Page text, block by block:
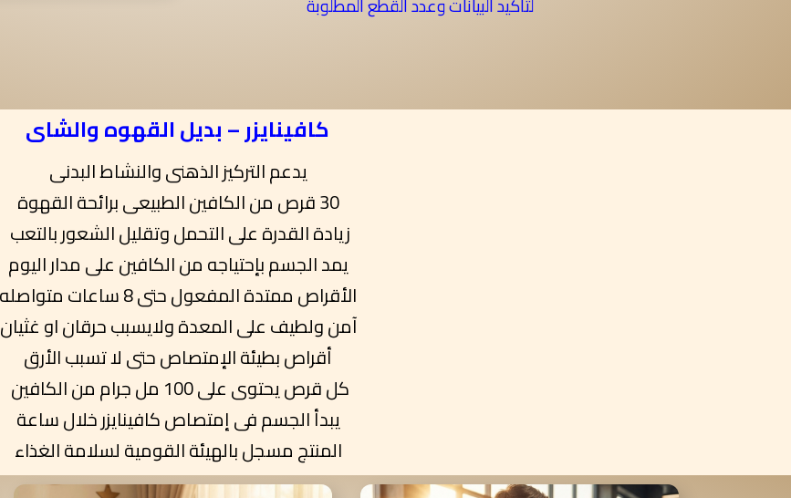
لتأكيد البيانات وعدد القطع المطلوبة
كافينايزر – بديل القهوه والشاى
يدعم التركيز الذهنى والنشاط البدنى
30 قرص من الكافين الطبيعى برائحة القهوة
زيادة القدرة على التحمل وتقليل الشعور بالتعب
يمد الجسم بإحتياجه من الكافين على مدار اليوم
الأقراص ممتدة المفعول حتى 8 ساعات متواصله
آمن ولطيف على المعدة ولايسبب حرقان او غثيان
أقراص بطيئة الإمتصاص حتى لا تسبب الأرق
كل قرص يحتوى على 100 مل جرام من الكافين
يبدأ الجسم فى إمتصاص كافينايزر خلال ساعة
المنتج مسجل بالهيئة القومية لسلامة الغذاء